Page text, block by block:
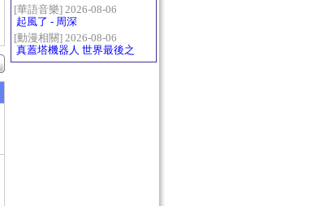
Gravity
[華語音樂] 2026-08-06
起風了 - 周深
[動漫相關] 2026-08-06
真蓋塔機器人 世界最後之
日OP2 HEATS